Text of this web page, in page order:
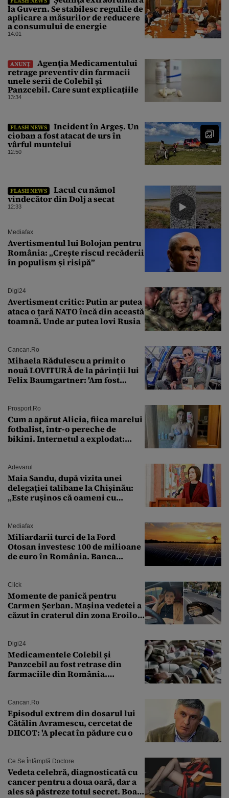
la Guvern. Se stabilesc regulile de
aplicare a măsurilor de reducere
a consumului de energie
14:01
ANUNȚ
Agenţia Medicamentului
retrage preventiv din farmacii
unele serii de Colebil și
Panzcebil. Care sunt explicațiile
13:34
FLASH NEWS
Incident în Argeș. Un
cioban a fost atacat de urs în
vârful muntelui
12:50
FLASH NEWS
Lacul cu nămol
vindecător din Dolj a secat
12:33
Mediafax
Avertismentul lui Bolojan pentru
România: „Crește riscul recăderii
în populism și risipă”
Digi24
Avertisment critic: Putin ar putea
ataca o țară NATO încă din această
toamnă. Unde ar putea lovi Rusia
Cancan.ro
Mihaela Rădulescu a primit o
nouă LOVITURĂ de la părinții lui
Felix Baumgartner: 'Am fost
Prosport.ro
Cum a apărut Alicia, fiica marelui
fotbalist, într-o pereche de
bikini. Internetul a explodat:
Adevarul
Maia Sandu, după vizita unei
delegației talibane la Chișinău:
„Este rușinos că oameni cu
Mediafax
Miliardarii turci de la Ford
Otosan investesc 100 de milioane
de euro în România. Banca
Click
Momente de panică pentru
Carmen Șerban. Mașina vedetei a
căzut în craterul din zona Eroilor:
Digi24
Medicamentele Colebil și
Panzcebil au fost retrase din
farmaciile din România.
Cancan.ro
Episodul extrem din dosarul lui
Cătălin Avramescu, cercetat de
DIICOT: 'A plecat în pădure cu o
Ce Se Întâmplă Doctore
Vedeta celebră, diagnosticată cu
cancer pentru a doua oară, dar a
ales să păstreze totul secret. Boala